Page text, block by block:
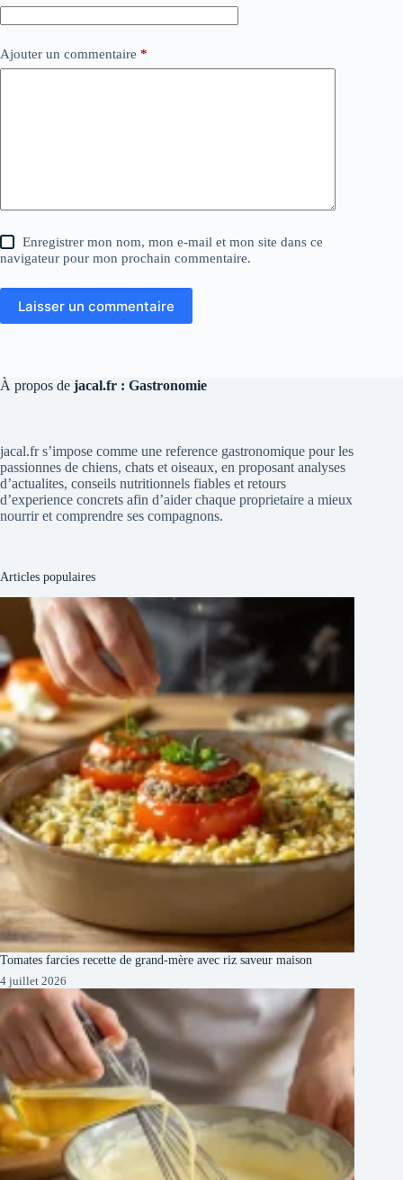
Ajouter un commentaire *
Enregistrer mon nom, mon e-mail et mon site dans ce
navigateur pour mon prochain commentaire.
Laisser un commentaire
À propos de jacal.fr : Gastronomie
jacal.fr s’impose comme une reference gastronomique pour les
passionnes de chiens, chats et oiseaux, en proposant analyses
d’actualites, conseils nutritionnels fiables et retours
d’experience concrets afin d’aider chaque proprietaire a mieux
nourrir et comprendre ses compagnons.
Articles populaires
Tomates farcies recette de grand-mère avec riz saveur maison
4 juillet 2026